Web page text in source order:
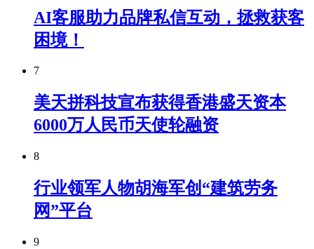
AI客服助力品牌私信互动，拯救获客
困境！
7
美天拼科技宣布获得香港盛天资本
6000万人民币天使轮融资
8
行业领军人物胡海军创“建筑劳务
网”平台
9